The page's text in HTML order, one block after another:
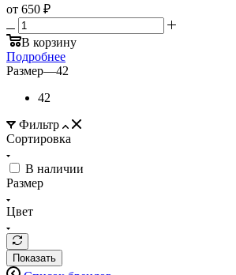
от 650 ₽
В корзину
Подробнее
Размер—42
42
Фильтр
Сортировка
В наличии
Размер
Цвет
Показать